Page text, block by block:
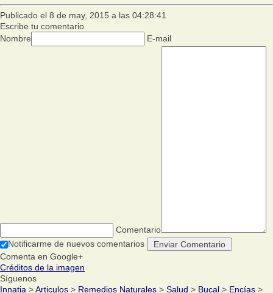
Publicado el 8 de may, 2015 a las 04:28:41
Escribe tu comentario
Nombre
E-mail
Comentario
Notificarme de nuevos comentarios
Comenta en Google+
Créditos de la imagen
Síguenos
Innatia >Articulos > Remedios Naturales > Salud > Bucal > Encías >